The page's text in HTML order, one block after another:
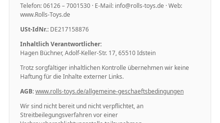
Telefon: 06126 – 7001530 · E-Mail: info@rolls-toys.de · Web:
www.Rolls-Toys.de
USt-IdNr.: DE217158876
Inhaltlich Verantwortlicher:
Hagen Büchner, Adolf-Keller-Str. 17, 65510 Idstein
Trotz sorgfältiger inhaltlichen Kontrolle übernehmen wir keine
Haftung für die Inhalte externer Links.
AGB:www.rolls-toys.de/allgemeine-geschaeftsbedingungen
Wir sind nicht bereit und nicht verpflichtet, an
Streitbeilegungsverfahren vor einer